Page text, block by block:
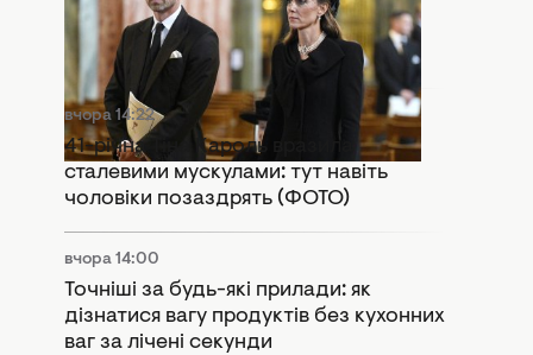
принц Вільям потрапили в гучний
скандал
вчора 14:22
41-річна Тіна Кароль вразила
сталевими мускулами: тут навіть
чоловіки позаздрять (ФОТО)
вчора 14:00
Точніші за будь-які прилади: як
дізнатися вагу продуктів без кухонних
ваг за лічені секунди